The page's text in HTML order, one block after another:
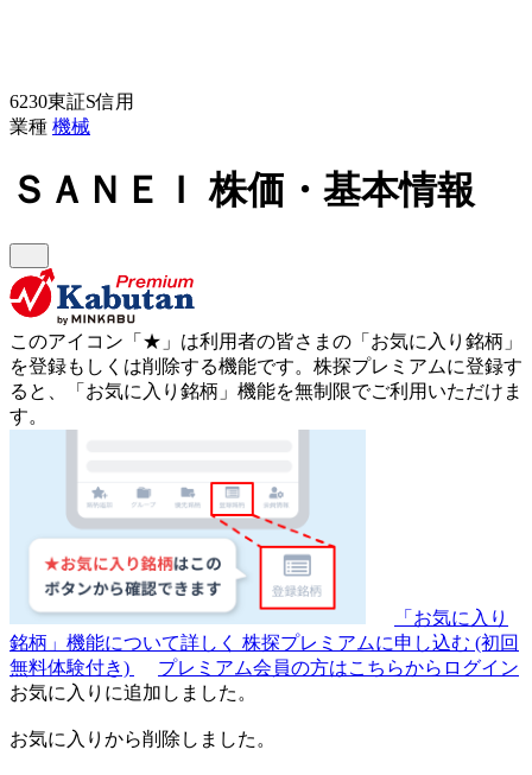
6230東証S信用
業種 機械
ＳＡＮＥＩ株価・基本情報
このアイコン 「★」 は利用者の皆さまの 「お気に入り銘柄」
を登録もしくは削除する機能です。 株探プレミアムに登録す
ると、「お気に入り銘柄」機能を無制限でご利用いただけま
す。
「お気に入り
銘柄」機能について詳しく 株探プレミアムに申し込む (初回
無料体験付き)
プレミアム会員の方はこちらからログイン
お気に入りに追加しました。
お気に入りから削除しました。